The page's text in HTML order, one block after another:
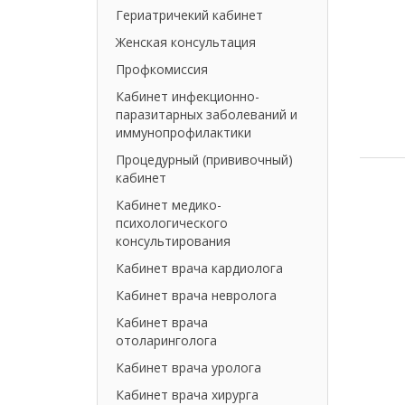
Гериатричекий кабинет
Женская консультация
Профкомиссия
Кабинет инфекционно-
паразитарных заболеваний и
иммунопрофилактики
Процедурный (прививочный)
кабинет
Кабинет медико-
психологического
консультирования
Кабинет врача кардиолога
Кабинет врача невролога
Кабинет врача
отоларинголога
Кабинет врача уролога
Кабинет врача хирурга